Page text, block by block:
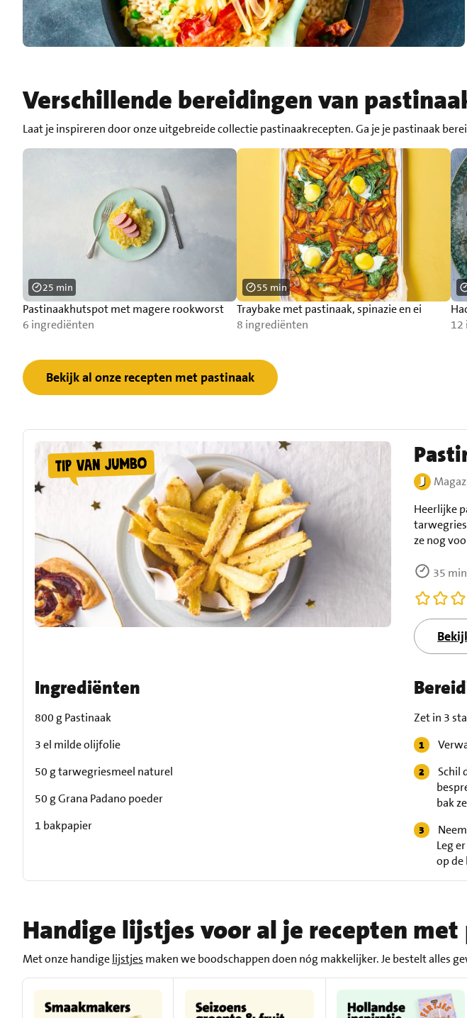
Verschillende bereidingen van
Laat je inspireren door onze uitgebreide collectie pastinaakrecepten. Ga je je pastinaak
Pastinaakhutspot met magere rookworst
6 ingrediënten
25 min
Traybake met pastinaak, spinazie en ei
8 ingrediënten
55 min
12
Bekijk al onze recepten met pastinaak
Heerlijke
ze nog
35
Ingrediënten
800 g Pastinaak
3 el milde olijfolie
50 g tarwegriesmeel naturel
50 g Grana Padano poeder
1 bakpapier
Zet in 3
Schil
bak
Leg
op de
Handige lijstjes voor al je recepten
Met onze handigelijstjes maken we boodschappen doen nóg makkelijker. Je bestelt alles